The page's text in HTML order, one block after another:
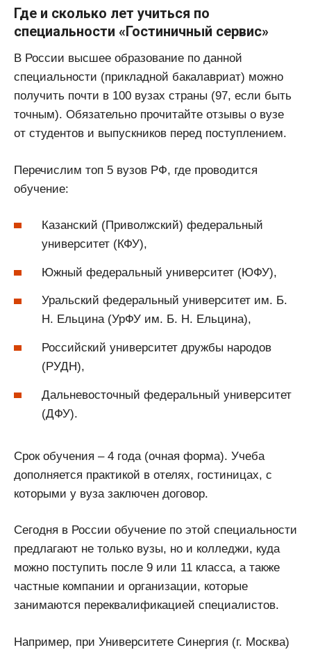
Где и сколько лет учиться по
специальности «Гостиничный сервис»
В России высшее образование по данной
специальности (прикладной бакалавриат) можно
получить почти в 100 вузах страны (97, если быть
точным). Обязательно прочитайте отзывы о вузе
от студентов и выпускников перед поступлением.
Перечислим топ 5 вузов РФ, где проводится
обучение:
Казанский (Приволжский) федеральный
университет (КФУ),
Южный федеральный университет (ЮФУ),
Уральский федеральный университет им. Б.
Н. Ельцина (УрФУ им. Б. Н. Ельцина),
Российский университет дружбы народов
(РУДН),
Дальневосточный федеральный университет
(ДФУ).
Срок обучения – 4 года (очная форма). Учеба
дополняется практикой в отелях, гостиницах, с
которыми у вуза заключен договор.
Сегодня в России обучение по этой специальности
предлагают не только вузы, но и колледжи, куда
можно поступить после 9 или 11 класса, а также
частные компании и организации, которые
занимаются переквалификацией специалистов.
Например, при Университете Синергия (г. Москва)